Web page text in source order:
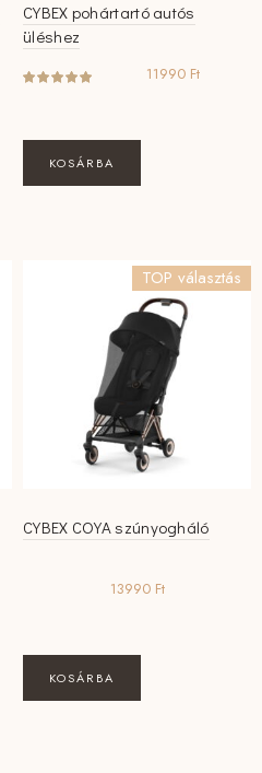
CYBEX pohártartó autós
üléshez
11990 Ft
KOSÁRBA
TOP választás
CYBEX COYA szúnyogháló
13990 Ft
KOSÁRBA